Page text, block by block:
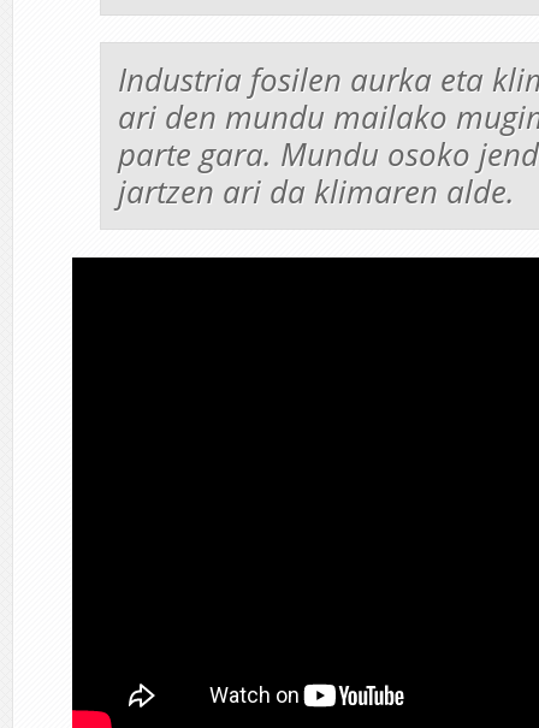
Industria fosilen aurka eta
ari den mundu mailako
parte gara. Mundu osoko
jartzen ari da klimaren alde.